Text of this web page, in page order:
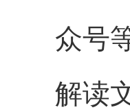
众号
解读